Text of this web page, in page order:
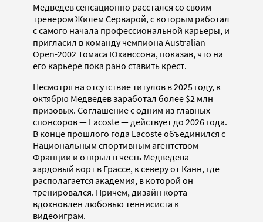
Медведев сенсационно расстался со своим
тренером Жилем Серварой, с которым работал
с самого начала профессиональной карьеры, и
пригласил в команду чемпиона Australian
Open-2002 Томаса Юханссона, показав, что на
его карьере пока рано ставить крест.
Несмотря на отсутствие титулов в 2025 году, к
октябрю Медведев заработал более $2 млн
призовых. Соглашение с одним из главных
спонсоров — Lacoste — действует до 2026 года.
В конце прошлого года Lacoste объединился с
Национальным спортивным агентством
Франции и открыл в честь Медведева
хардовый корт в Грассе, к северу от Канн, где
располагается академия, в которой он
тренировался. Причем, дизайн корта
вдохновлен любовью теннисиста к
видеоиграм.